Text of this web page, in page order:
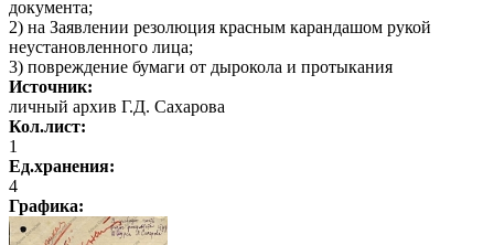
документа;
2) на Заявлении резолюция красным карандашом рукой
неустановленного лица;
3) повреждение бумаги от дырокола и протыкания
Источник:
личный архив Г.Д. Сахарова
Кол.лист:
1
Ед.хранения:
4
Графика: